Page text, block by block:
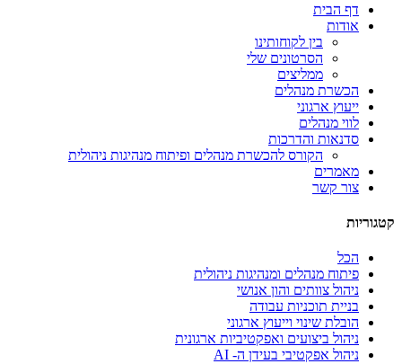
דף הבית
אודות
בין לקוחותינו
הסרטונים שלי
ממליצים
הכשרת מנהלים
ייעוץ ארגוני
לווי מנהלים
סדנאות והדרכות
הקורס להכשרת מנהלים ופיתוח מנהיגות ניהולית
מאמרים
צור קשר
קטגוריות
הכל
פיתוח מנהלים ומנהיגות ניהולית
ניהול צוותים והון אנושי
בניית תוכניות עבודה
הובלת שינוי וייעוץ ארגוני
ניהול ביצועים ואפקטיביות ארגונית
ניהול אפקטיבי בעידן ה- AI